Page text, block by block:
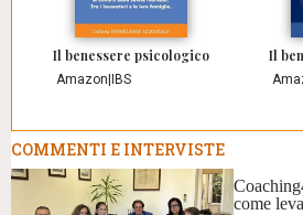
Il benessere psicologico
Amazon IBS
Il
COMMENTI E INTERVISTE
come